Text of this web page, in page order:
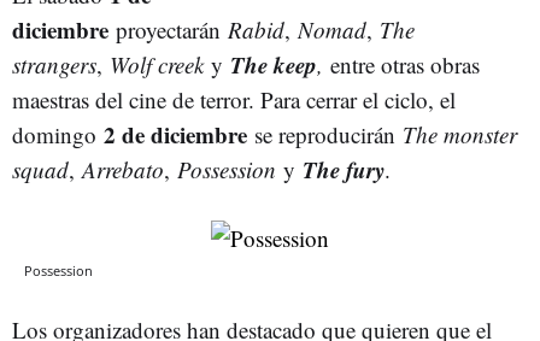
diciembre proyectarán Rabid,Nomad, The
strangers, Wolf creeky The keep, entre otras obras
maestras del cine de terror. Para cerrar el ciclo, el
domingo 2 de diciembre se reproducirán The monster
squad,Arrebato, Possession y The fury.
Possession
Los organizadores han destacado que quieren que el